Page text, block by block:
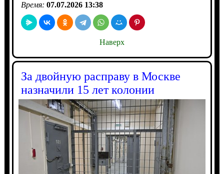
Время: 07.07.2026 13:38
Наверх
За двойную расправу в Москве
назначили 15 лет колонии